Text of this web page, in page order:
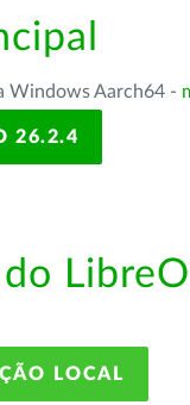
Windows Aarch64 -
26.2.4
LOCAL